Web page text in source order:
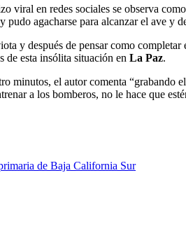
viral en redes sociales se observa
pudo agacharse para alcanzar el ave y
y después de pensar como
de esta insólita situación en La Paz.
minutos, el autor comenta “grabando
a los bomberos, no le hace que
de Baja California Sur